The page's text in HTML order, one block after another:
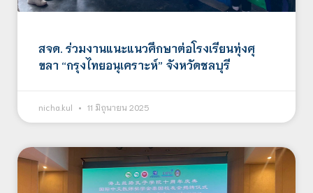
สจด. ร่วมงานแนะแนวศึกษาต่อโรงเรียนทุ่งศุ
ขลา “กรุงไทยอนุเคราะห์” จังหวัดชลบุรี
nicha.kul 11 มิถุนายน 2025